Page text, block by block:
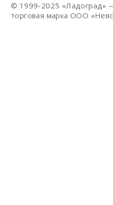
© 1999-2025 «Ладоград»
торговая марка ООО